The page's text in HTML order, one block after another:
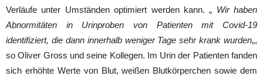
Verläufe unter Umständen optimiert werden kann. „ Wir haben
Abnormitäten in Urinproben von Patienten mit Covid-19
identifiziert, die dann innerhalb weniger Tage sehr krank wurden„,
so Oliver Gross und seine Kollegen. Im Urin der Patienten fanden
sich erhöhte Werte von Blut, weißen Blutkörperchen sowie dem